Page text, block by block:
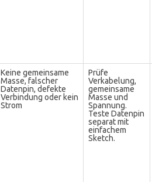
Keine gemeinsame
Masse, falscher
Datenpin, defekte
Verbindung oder kein
Strom
Prüfe
Verkabelung,
gemeinsame
Masse und
Spannung.
Teste Datenpin
separat mit
einfachem
Sketch.